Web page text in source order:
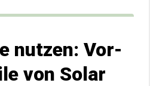
nutzen: Vor-
von Solar